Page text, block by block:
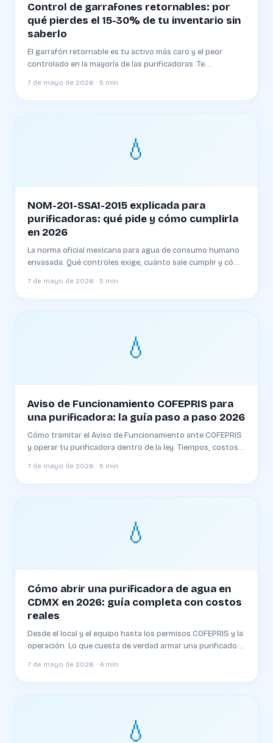
Control de garrafones retornables: por
qué pierdes el 15-30% de tu inventario sin
saberlo
El garrafón retornable es tu activo más caro y el peor
controlado en la mayoría de las purificadoras. Te
plantas profesionales.
7 de mayo de 2026 · 5 min
💧
NOM-201-SSA1-2015 explicada para
purificadoras: qué pide y cómo cumplirla
en 2026
La norma oficial mexicana para agua de consumo humano
envasada. Qué controles exige, cuánto sale cumplir y cómo
7 de mayo de 2026 · 5 min
💧
Aviso de Funcionamiento COFEPRIS para
una purificadora: la guía paso a paso 2026
Cómo tramitar el Aviso de Funcionamiento ante COFEPRIS
y operar tu purificadora dentro de la ley. Tiempos, costos,
7 de mayo de 2026 · 5 min
💧
Cómo abrir una purificadora de agua en
CDMX en 2026: guía completa con costos
reales
Desde el local y el equipo hasta los permisos COFEPRIS y la
operación. Lo que cuesta de verdad armar una purificadora
7 de mayo de 2026 · 4 min
💧